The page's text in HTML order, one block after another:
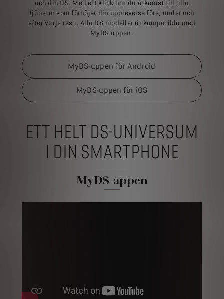
och din DS. Med ett klick har du åtkomst till alla
tjänster som förhöjer din upplevelse före, under och
efter varje resa. Alla DS-modeller är kompatibla med
MyDS-appen.
MyDS-appen för Android
MyDS-appen för iOS
ETT HELT DS-UNIVERSUM
I DIN SMARTPHONE
MyDS-appen